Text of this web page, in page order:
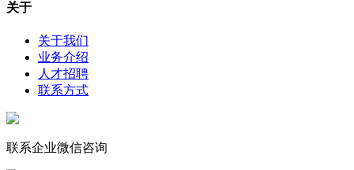
关于
关于我们
业务介绍
人才招聘
联系方式
联系企业微信咨询